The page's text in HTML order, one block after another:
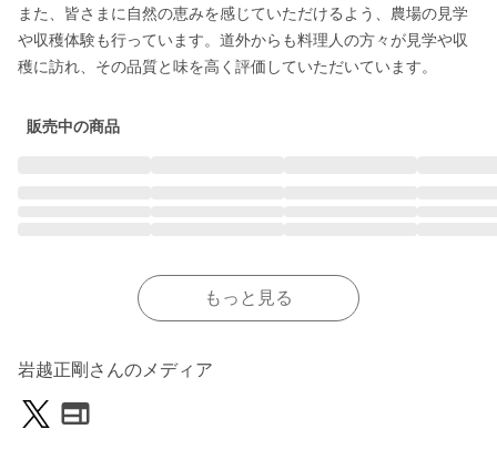
また、皆さまに自然の恵みを感じていただけるよう、農場の見学
や収穫体験も行っています。道外からも料理人の方々が見学や収
穫に訪れ、その品質と味を高く評価していただいています。
販売中の商品
もっと見る
岩越正剛さんのメディア